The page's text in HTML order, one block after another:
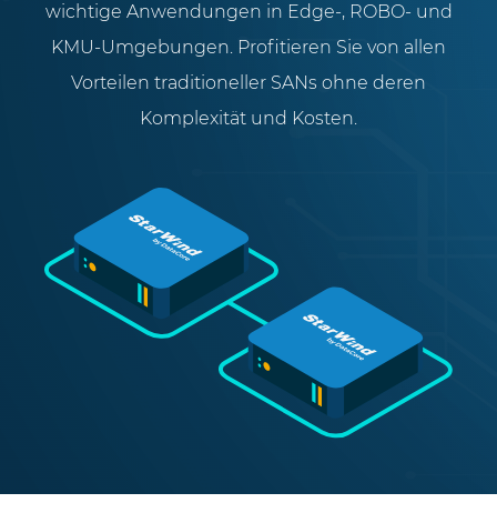
wichtige Anwendungen in Edge-, ROBO- und
KMU-Umgebungen. Profitieren Sie von allen
Vorteilen traditioneller SANs ohne deren
Komplexität und Kosten.